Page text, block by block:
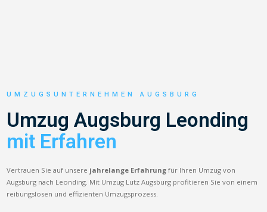
UMZUGSUNTERNEHMEN AUGSBURG
Umzug Augsburg Leonding
mit Erfahren
Vertrauen Sie auf unsere jahrelange Erfahrung für Ihren Umzug von
Augsburg nach Leonding. Mit Umzug Lutz Augsburg profitieren Sie von einem
reibungslosen und effizienten Umzugsprozess.